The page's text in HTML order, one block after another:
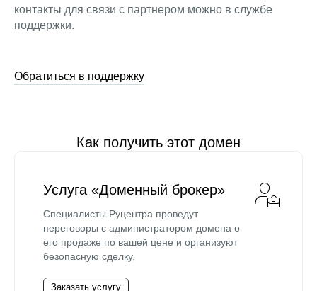
контакты для связи с партнером можно в службе
поддержки.
Обратиться в поддержку
Как получить этот домен
Услуга «Доменный брокер»
Специалисты Руцентра проведут
переговоры с администратором домена о
его продаже по вашей цене и организуют
безопасную сделку.
Заказать услугу